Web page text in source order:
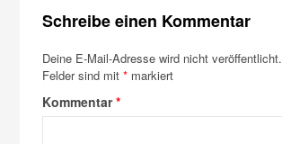
Schreibe einen Kommentar
Deine E-Mail-Adresse wird nicht veröffentlicht.
Felder sind mit* markiert
Kommentar*